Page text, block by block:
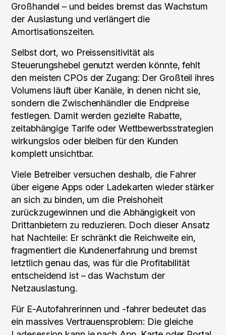
Großhandel – und beides bremst das Wachstum
der Auslastung und verlängert die
Amortisationszeiten.
Selbst dort, wo Preissensitivität als
Steuerungshebel genutzt werden könnte, fehlt
den meisten CPOs der Zugang: Der Großteil ihres
Volumens läuft über Kanäle, in denen nicht sie,
sondern die Zwischenhändler die Endpreise
festlegen. Damit werden gezielte Rabatte,
zeitabhängige Tarife oder Wettbewerbsstrategien
wirkungslos oder bleiben für den Kunden
komplett unsichtbar.
Viele Betreiber versuchen deshalb, die Fahrer
über eigene Apps oder Ladekarten wieder stärker
an sich zu binden, um die Preishoheit
zurückzugewinnen und die Abhängigkeit von
Drittanbietern zu reduzieren. Doch dieser Ansatz
hat Nachteile: Er schränkt die Reichweite ein,
fragmentiert die Kundenerfahrung und bremst
letztlich genau das, was für die Profitabilität
entscheidend ist – das Wachstum der
Netzauslastung.
Für E-Autofahrerinnen und -fahrer bedeutet das
ein massives Vertrauensproblem: Die gleiche